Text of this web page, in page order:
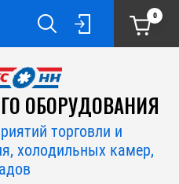
0
ОБОРУДОВАНИЯ
торговли и
холодильных камер,